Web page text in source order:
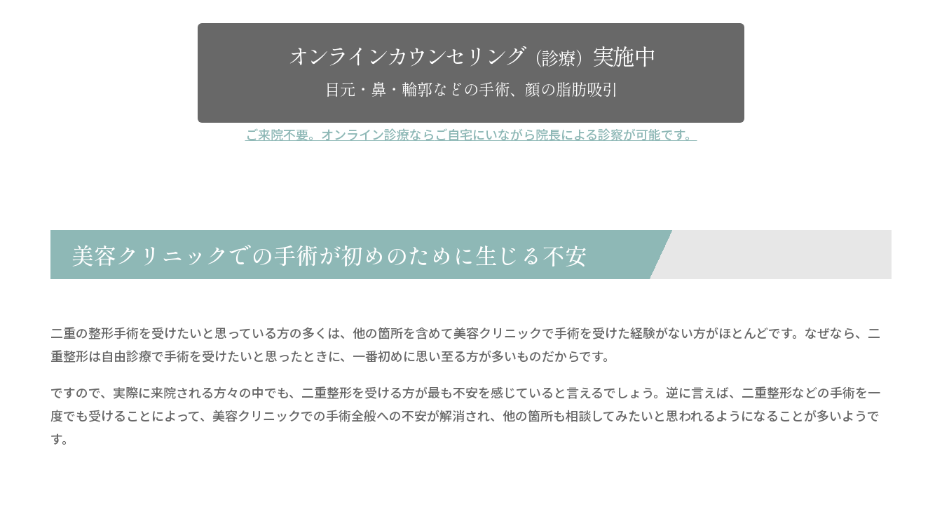
オンラインカウンセリング（診療） 実施中
目元・鼻・輪郭などの手術、顔の脂肪吸引
ご来院不要。オンライン診療ならご自宅にいながら院長による診察が可能です。
美容クリニックでの手術が初めのために生じる不安
二重の整形手術を受けたいと思っている方の多くは、他の箇所を含めて美容クリニックで手術を受けた経験がない方がほとんどです。なぜなら、二
重整形は自由診療で手術を受けたいと思ったときに、一番初めに思い至る方が多いものだからです。
ですので、実際に来院される方々の中でも、二重整形を受ける方が最も不安を感じていると言えるでしょう。逆に言えば、二重整形などの手術を一
度でも受けることによって、美容クリニックでの手術全般への不安が解消され、他の箇所も相談してみたいと思われるようになることが多いようで
す。